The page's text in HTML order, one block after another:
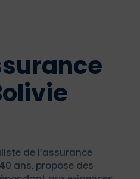
de l’assurance
ans, propose des